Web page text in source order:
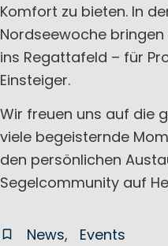
Komfort zu bieten. In
Nordseewoche
ins Regattafeld – für
Einsteiger.
Wir freuen uns auf die
viele begeisternde
den persönlichen
Segelcommunity auf
News Events